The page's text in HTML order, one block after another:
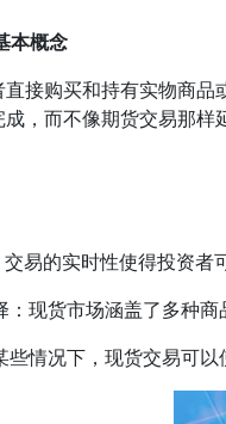
本概念
接购买和持有实物商
，而不像期货交易那样
易的实时性使得投资者
现货市场涵盖了多种
情况下，现货交易可